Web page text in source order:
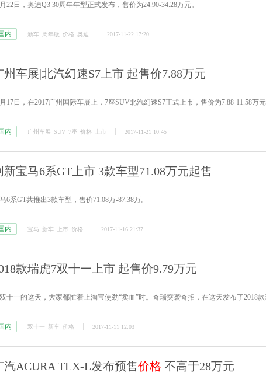
22日，奥迪Q3 30周年年型正式发布，售价为24.90-34.28万元。
内 新车 周年版 价格 奥迪 2017-11-22 17:20
州车展|北汽幻速S7上市 起售价7.88万元
17日，在2017广州国际车展上，7座SUV北汽幻速S7正式上市，售价为7.88-11.58万元
内 广州车展 SUV 7座 价格 上市 2017-11-21 10:45
新宝马6系GT上市 3款车型71.08万元起售
6系GT共推出3款车型，售价71.08万-87.38万。
内 宝马 新车 上市 价格 2017-11-16 21:37
款瑞虎7双十一上市 起售价9.79万元
十一的这天，大家都忙着上淘宝使劲“卖血”时。奇瑞突袭奇招，在这天发布了2018款
内 双十一 新车 价格 2017-11-11 12:03
汽ACURA TLX-L发布预售价格 不高于28万元